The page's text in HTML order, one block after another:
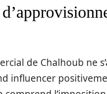
de Chalhoub ne
influencer